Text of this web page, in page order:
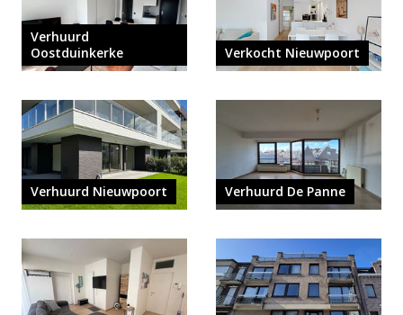
Verhuurd
Oostduinkerke
Verkocht Nieuwpoort
Verhuurd Nieuwpoort Verhuurd De Panne